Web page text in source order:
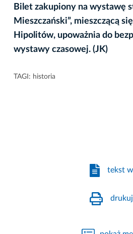
Bilet zakupiony na wystawę
Mieszczański”, mieszczącą
Hipolitów, upoważnia do
wystawy czasowej. (JK)
TAGI: historia
tekst
drukuj